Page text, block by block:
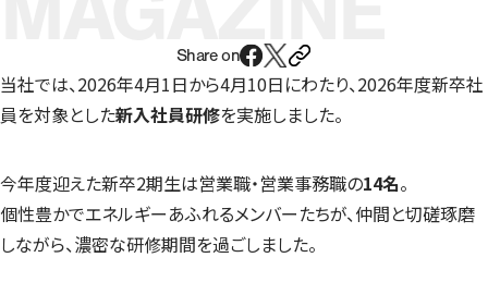
Share on
当社では、2026年4月1日から4月10日にわたり、2026年度新卒社
員を対象とした新入社員研修を実施しました。
今年度迎えた新卒2期生は営業職・営業事務職の14名。
個性豊かでエネルギーあふれるメンバーたちが、仲間と切磋琢磨
しながら、濃密な研修期間を過ごしました。